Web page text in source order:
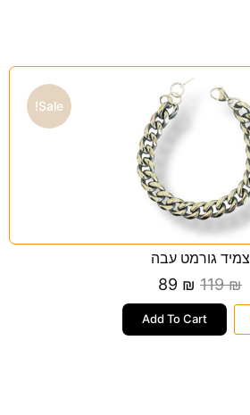
Sale!
צמיד גורמט עבה
119₪
89 ₪
Add To Cart